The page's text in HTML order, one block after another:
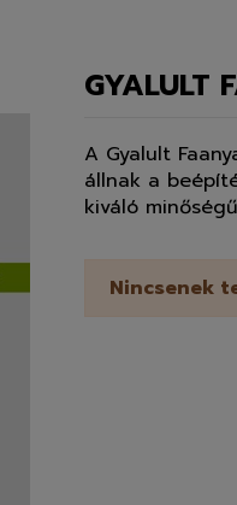
GYALULT
A Gyalult
állnak a
kiváló
Nincsenek